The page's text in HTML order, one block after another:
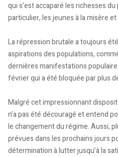
qui s’est accaparé les richesses
particulier, les jeunes à la misère
La répression brutale a toujours
aspirations des populations,
dernières manifestations
février qui a été bloquée par plus
Malgré cet impressionnant
n’a pas été découragé et entend
le changement du régime. Aussi,
prévues dans les prochains jours
détermination à lutter jusqu’à la